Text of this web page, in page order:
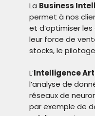
La Business
permet à nos
et d’optimiser
leur force de
stocks, le
L’Intelligence
l’analyse de
réseaux de
par exemple de